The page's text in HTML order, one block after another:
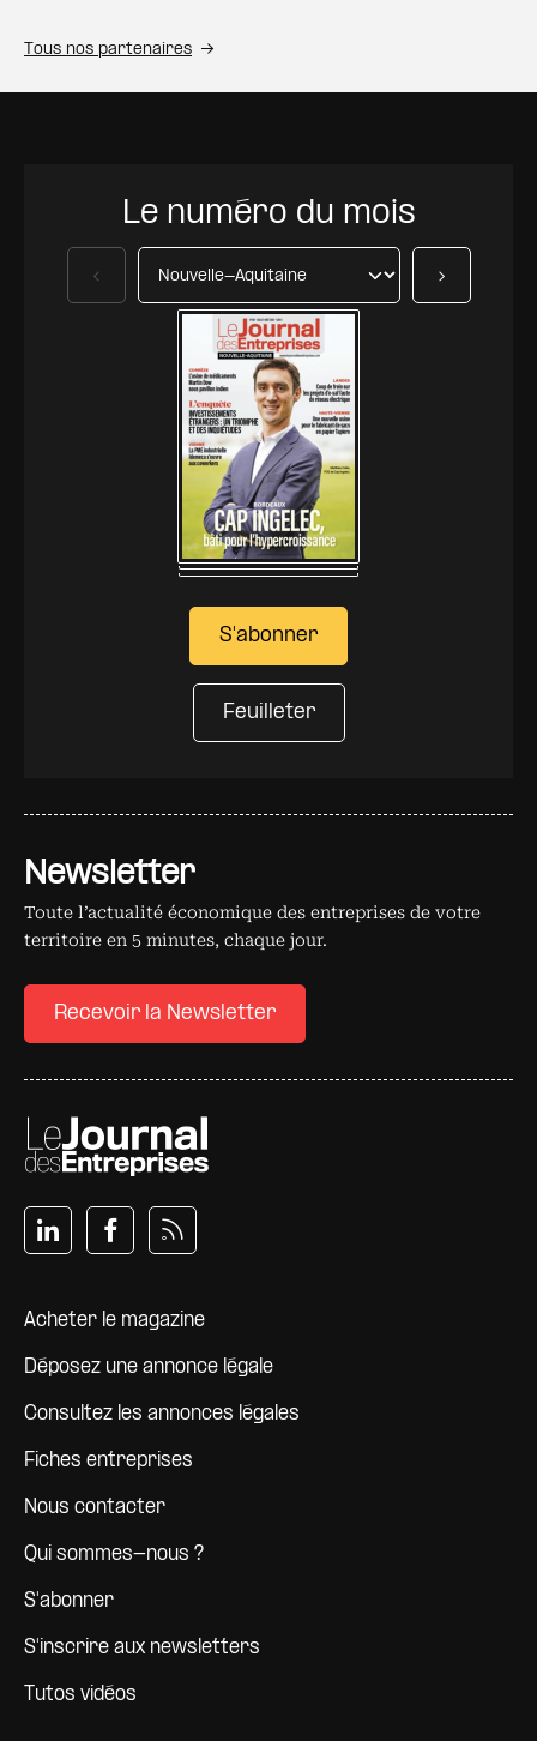
Tous nos partenaires
Newsletter
Toute l’actualité économique des entreprises de votre
territoire en 5 minutes, chaque jour.
Recevoir la Newsletter
Pied de page
Acheter le magazine
Déposez une annonce légale
Consultez les annonces légales
Fiches entreprises
Nous contacter
Qui sommes-nous ?
S'abonner
S'inscrire aux newsletters
Tutos vidéos
Le numéro du mois
S'abonner
Feuilleter
Précédent Suivant